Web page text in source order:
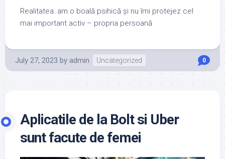
Realitatea: am o boală psihică și nu îmi protejez cel
mai important activ – propria persoană
July 27, 2023 by admin Uncategorized 0
Aplicatile de la Bolt si Uber
sunt facute de femei